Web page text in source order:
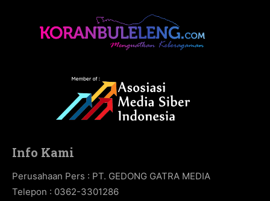
Info Kami
Perusahaan Pers : PT. GEDONG GATRA MEDIA
Telepon : 0362-3301286